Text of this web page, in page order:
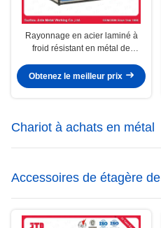
Rayonnage en acier laminé à
froid résistant en métal de
d'entrepôt
Obtenez le meilleur prix
Chariot à achats en métal
Accessoires de étagère de
supermarché